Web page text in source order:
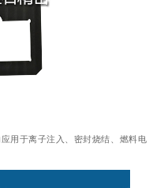
用于离子注入、密封烧结、燃料电